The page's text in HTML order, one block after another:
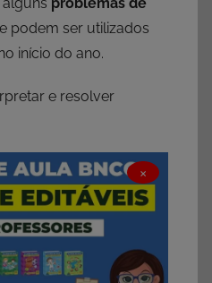
podem ser utilizados
início do ano.
e resolver
×